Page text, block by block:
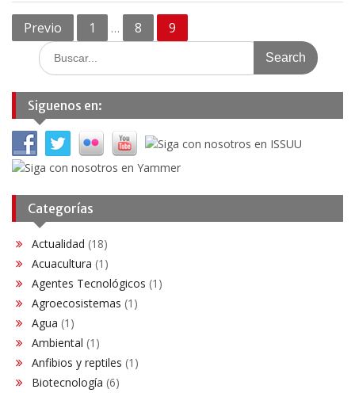
Navegación
entradas
Previo 1 … 8 9
Search
for:
Siguenos en:
Categorías
Actualidad (18)
Acuacultura (1)
Agentes Tecnológicos (1)
Agroecosistemas (1)
Agua (1)
Ambiental (1)
Anfibios y reptiles (1)
Biotecnología (6)